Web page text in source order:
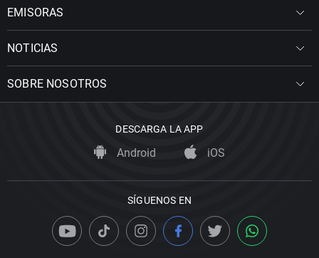
EMISORAS
NOTICIAS
SOBRE NOSOTROS
DESCARGA LA APP
Android iOS
SÍGUENOS EN